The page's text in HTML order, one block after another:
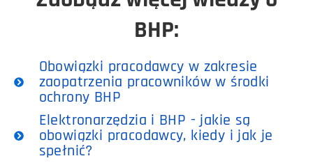
BHP:
Obowiązki pracodawcy w zakresie
zaopatrzenia pracowników w środki
ochrony BHP
Elektronarzędzia i BHP - jakie są
obowiązki pracodawcy, kiedy i jak je
spełnić?